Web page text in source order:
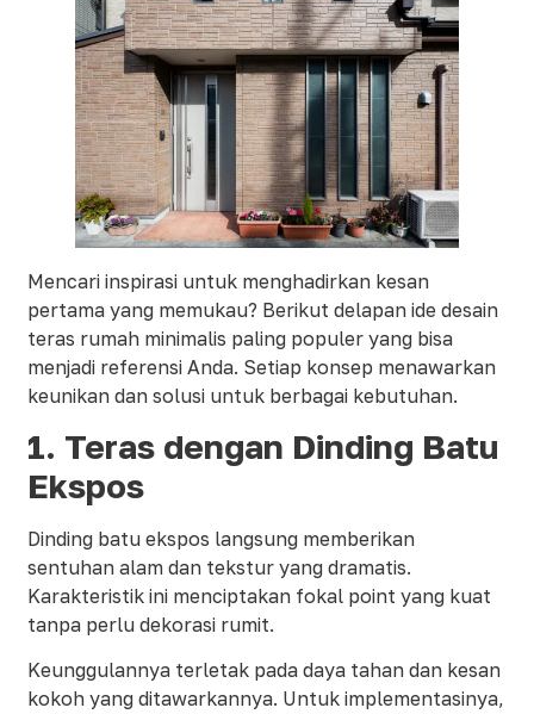
Mencari inspirasi untuk menghadirkan kesan
pertama yang memukau? Berikut delapan ide desain
teras rumah minimalis paling populer yang bisa
menjadi referensi Anda. Setiap konsep menawarkan
keunikan dan solusi untuk berbagai kebutuhan.
1. Teras dengan Dinding Batu
Ekspos
Dinding batu ekspos langsung memberikan
sentuhan alam dan tekstur yang dramatis.
Karakteristik ini menciptakan fokal point yang kuat
tanpa perlu dekorasi rumit.
Keunggulannya terletak pada daya tahan dan kesan
kokoh yang ditawarkannya. Untuk implementasinya,